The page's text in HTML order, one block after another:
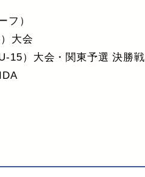
フ）
大会
15）大会・関東予選 決勝戦